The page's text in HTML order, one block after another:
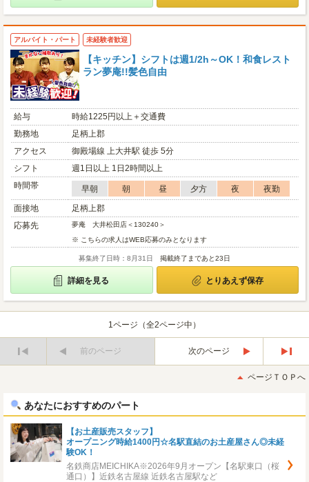
アルバイト・パート 未経験者歓迎
【キッチン】シフトは週1/2h～OK！和食レスト
ラン夢庵!!髪色自由
給与
時給1225円以上＋交通費
勤務地
足柄上郡
アクセス
御殿場線 上大井駅 徒歩 5分
シフト
週1日以上 1日2時間以上
時間帯
早朝 朝 昼 夕方 夜
夜勤
面接地
足柄上郡
応募先
夢庵 大井松田店＜130240＞
※ こちらの求人はWEB応募のみとなります
募集終了日時：8月31日 掲載終了まであと23日
詳細を見る とりあえず保存
1ページ（全2ページ中）
前のページ
次のページ
後
ページＴＯＰへ
あなたにおすすめのパート
【お土産販売スタッフ】
オープニング時給1400円☆名駅直結のお土産屋さん◎未経
験OK！
名鉄商店MEICHIKA※2026年9月オープン【名駅東口（桜
通口）】近鉄名古屋線 近鉄名古屋駅など